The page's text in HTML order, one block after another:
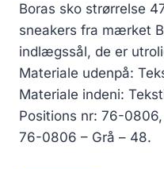
Boras sko strørrelse
sneakers fra mærket
indlægssål, de er
Materiale udenpå:
Materiale indeni:
Positions nr: 76-
76-0806 – Grå – 48.